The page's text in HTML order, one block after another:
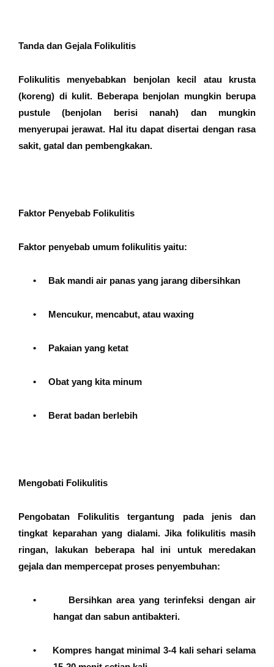
Tanda dan Gejala Folikulitis
Folikulitis menyebabkan benjolan kecil atau krusta
(koreng) di kulit. Beberapa benjolan mungkin berupa
pustule (benjolan berisi nanah) dan mungkin
menyerupai jerawat. Hal itu dapat disertai dengan rasa
sakit, gatal dan pembengkakan.
Faktor Penyebab Folikulitis
Faktor penyebab umum folikulitis yaitu:
• Bak mandi air panas yang jarang dibersihkan
• Mencukur, mencabut, atau waxing
• Pakaian yang ketat
• Obat yang kita minum
• Berat badan berlebih
Mengobati Folikulitis
Pengobatan Folikulitis tergantung pada jenis dan
tingkat keparahan yang dialami. Jika folikulitis masih
ringan, lakukan beberapa hal ini untuk meredakan
gejala dan mempercepat proses penyembuhan:
•
Bersihkan area yang terinfeksi dengan air
hangat dan sabun antibakteri.
•
Kompres hangat minimal 3-4 kali sehari selama